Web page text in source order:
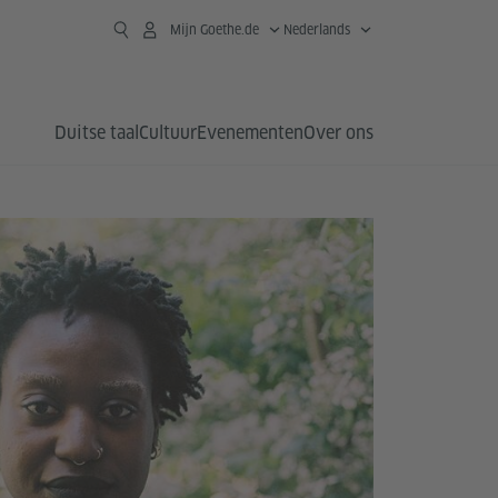
Mijn Goethe.de Nederlands
Duitse taal CultuurEvenementenOver ons